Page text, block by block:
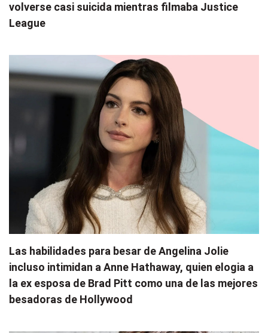
volverse casi suicida mientras filmaba Justice
League
Las habilidades para besar de Angelina Jolie
incluso intimidan a Anne Hathaway, quien elogia a
la ex esposa de Brad Pitt como una de las mejores
besadoras de Hollywood